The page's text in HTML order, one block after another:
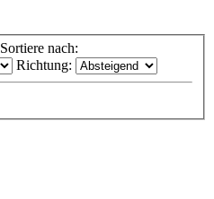
Sortiere nach:
Richtung: